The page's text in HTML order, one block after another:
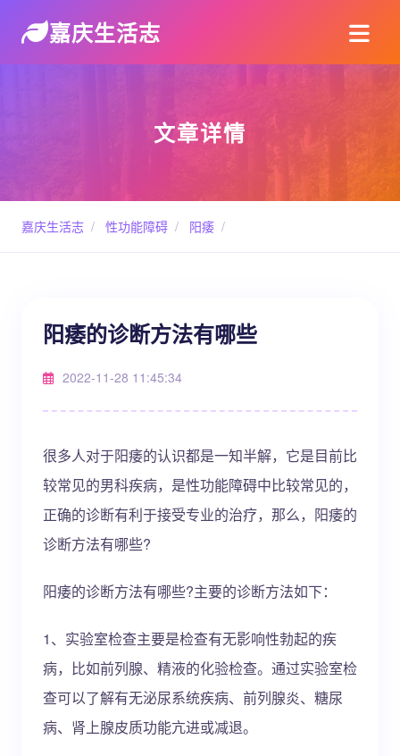
嘉庆生活志
文章详情
嘉庆生活志 / 性功能障碍 / 阳痿 /
阳痿的诊断方法有哪些
2022-11-28 11:45:34
很多人对于阳痿的认识都是一知半解，它是目前比
较常见的男科疾病，是性功能障碍中比较常见的，
正确的诊断有利于接受专业的治疗，那么，阳痿的
诊断方法有哪些?
阳痿的诊断方法有哪些?主要的诊断方法如下：
1、实验室检查主要是检查有无影响性勃起的疾
病，比如前列腺、精液的化验检查。通过实验室检
查可以了解有无泌尿系统疾病、前列腺炎、糖尿
病、肾上腺皮质功能亢进或减退。